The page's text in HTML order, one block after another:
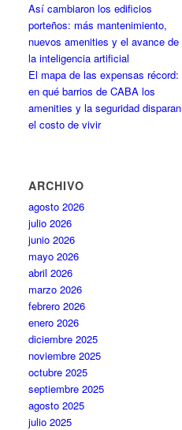
Así cambiaron los edificios
porteños: más mantenimiento,
nuevos amenities y el avance de
la inteligencia artificial
El mapa de las expensas récord:
en qué barrios de CABA los
amenities y la seguridad disparan
el costo de vivir
ARCHIVO
agosto 2026
julio 2026
junio 2026
mayo 2026
abril 2026
marzo 2026
febrero 2026
enero 2026
diciembre 2025
noviembre 2025
octubre 2025
septiembre 2025
agosto 2025
julio 2025